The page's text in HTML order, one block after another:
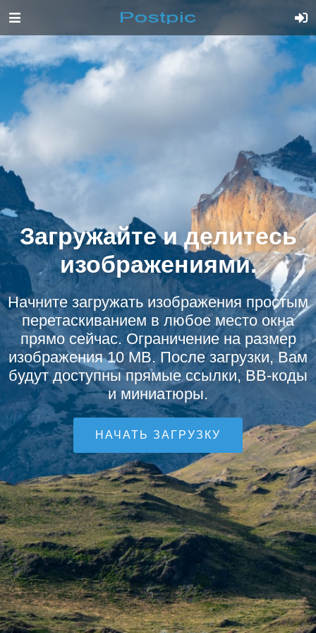
Загружайте и делитесь
изображениями.
Начните загружать изображения простым
перетаскиванием в любое место окна
прямо сейчас. Ограничение на размер
изображения 10 MB. После загрузки, Вам
будут доступны прямые ссылки, BB-коды
и миниатюры.
НАЧАТЬ ЗАГРУЗКУ